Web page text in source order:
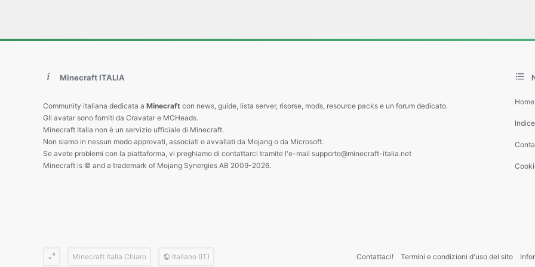
Minecraft ITALIA
Community italiana dedicata a Minecraft con news, guide, lista server, risorse, mods, resource packs e un forum dedicato.
Gli avatar sono forniti da Cravatar e MCHeads.
Minecraft Italia non è un servizio ufficiale di Minecraft.
Non siamo in nessun modo approvati, associati o avvallati da Mojang o da Microsoft.
Se avete problemi con la piattaforma, vi preghiamo di contattarci tramite l'e-mail supporto@minecraft-italia.net
Minecraft is © and a trademark of Mojang Synergies AB 2009-2026.
Home
Minecraft Italia Chiaro Italiano (IT) Contattaci! Termini e condizioni d'uso del sito